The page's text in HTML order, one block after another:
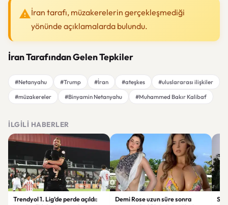
İran tarafı, müzakerelerin gerçekleşmediği
yönünde açıklamalarda bulundu.
İran Tarafından Gelen Tepkiler
#Netanyahu #Trump #İran #ateşkes
#uluslararası ilişkiler
#müzakereler
#Binyamin Netanyahu #Muhammed Bakır Kalibaf
İLGILI HABERLER
Trendyol 1. Lig’de perde açıldı:
Demi Rose uzun süre sonra